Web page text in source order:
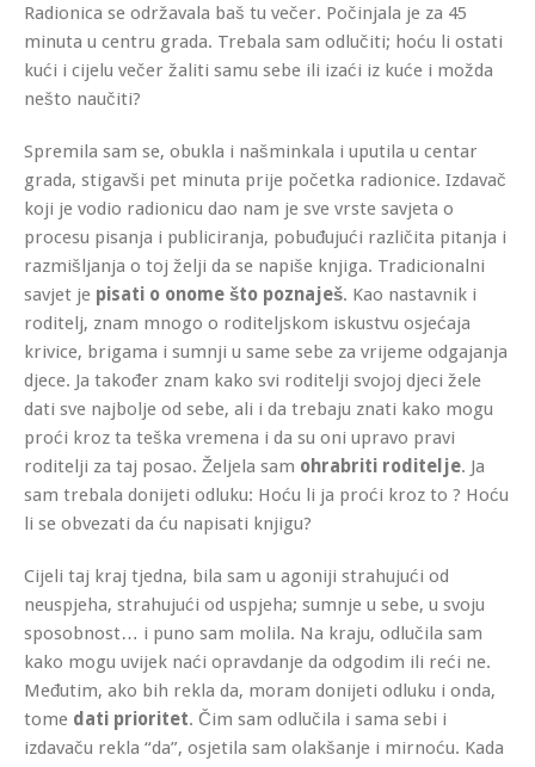
Radionica se održavala baš tu večer. Počinjala je za 45
minuta u centru grada. Trebala sam odlučiti; hoću li ostati
kući i cijelu večer žaliti samu sebe ili izaći iz kuće i možda
nešto naučiti?
Spremila sam se, obukla i našminkala i uputila u centar
grada, stigavši pet minuta prije početka radionice. Izdavač
koji je vodio radionicu dao nam je sve vrste savjeta o
procesu pisanja i publiciranja, pobuđujući različita pitanja i
razmišljanja o toj želji da se napiše knjiga. Tradicionalni
savjet je pisati o onome što poznaješ. Kao nastavnik i
roditelj, znam mnogo o roditeljskom iskustvu osjećaja
krivice, brigama i sumnji u same sebe za vrijeme odgajanja
djece. Ja također znam kako svi roditelji svojoj djeci žele
dati sve najbolje od sebe, ali i da trebaju znati kako mogu
proći kroz ta teška vremena i da su oni upravo pravi
roditelji za taj posao. Željela sam ohrabriti roditelje. Ja
sam trebala donijeti odluku: Hoću li ja proći kroz to ? Hoću
li se obvezati da ću napisati knjigu?
Cijeli taj kraj tjedna, bila sam u agoniji strahujući od
neuspjeha, strahujući od uspjeha; sumnje u sebe, u svoju
sposobnost… i puno sam molila. Na kraju, odlučila sam
kako mogu uvijek naći opravdanje da odgodim ili reći ne.
Međutim, ako bih rekla da, moram donijeti odluku i onda,
tome dati prioritet. Čim sam odlučila i sama sebi i
izdavaču rekla “da”, osjetila sam olakšanje i mirnoću. Kada